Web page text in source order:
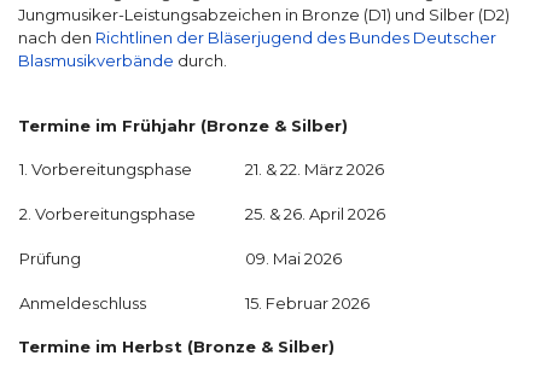
Jungmusiker-Leistungsabzeichen in Bronze (D1) und Silber (D2)
nach den Richtlinen der Bläserjugend des Bundes Deutscher
Blasmusikverbände durch.
Termine im Frühjahr (Bronze & Silber)
1. Vorbereitungsphase 21. & 22. März 2026
2. Vorbereitungsphase 25. & 26. April 2026
Prüfung 09. Mai 2026
Anmeldeschluss 15. Februar 2026
Termine im Herbst (Bronze & Silber)